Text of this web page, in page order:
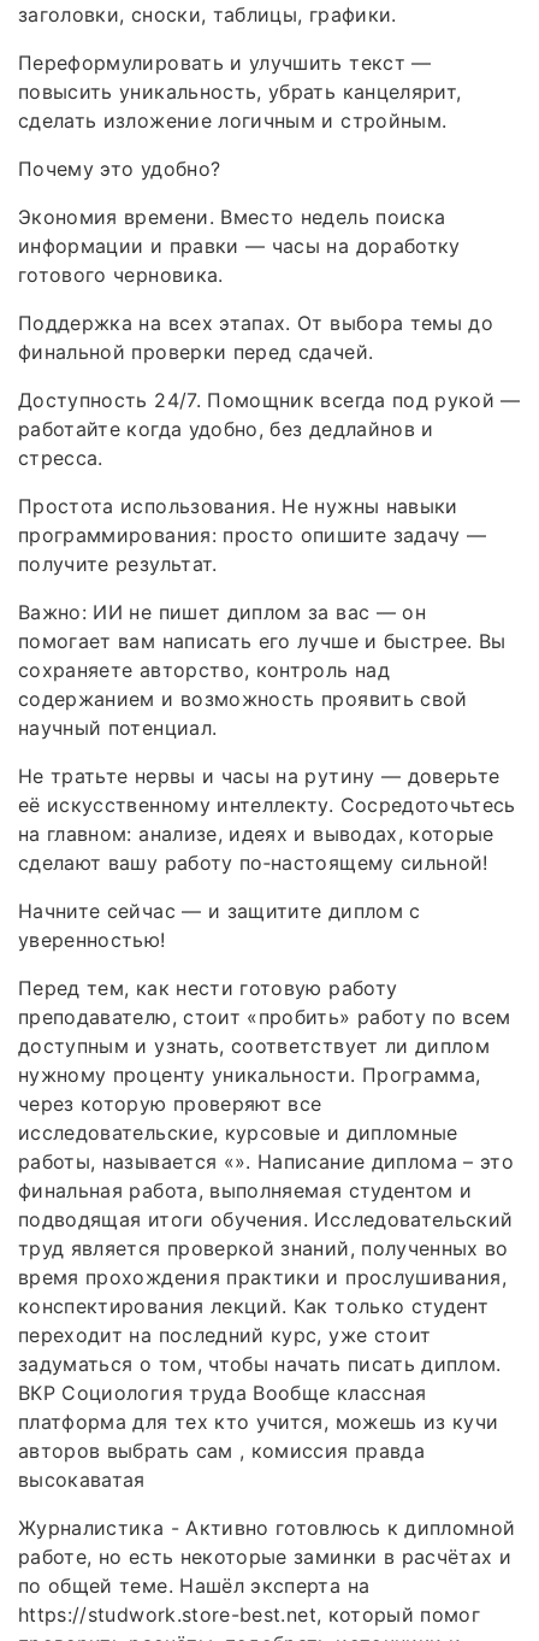
заголовки, сноски, таблицы, графики.
Переформулировать и улучшить текст —
повысить уникальность, убрать канцелярит,
сделать изложение логичным и стройным.
Почему это удобно?
Экономия времени. Вместо недель поиска
информации и правки — часы на доработку
готового черновика.
Поддержка на всех этапах. От выбора темы до
финальной проверки перед сдачей.
Доступность 24/7. Помощник всегда под рукой —
работайте когда удобно, без дедлайнов и
стресса.
Простота использования. Не нужны навыки
программирования: просто опишите задачу —
получите результат.
Важно: ИИ не пишет диплом за вас — он
помогает вам написать его лучше и быстрее. Вы
сохраняете авторство, контроль над
содержанием и возможность проявить свой
научный потенциал.
Не тратьте нервы и часы на рутину — доверьте
её искусственному интеллекту. Сосредоточьтесь
на главном: анализе, идеях и выводах, которые
сделают вашу работу по‑настоящему сильной!
Начните сейчас — и защитите диплом с
уверенностью!
Перед тем, как нести готовую работу
преподавателю, стоит «пробить» работу по всем
доступным и узнать, соответствует ли диплом
нужному проценту уникальности. Программа,
через которую проверяют все
исследовательские, курсовые и дипломные
работы, называется «». Написание диплома – это
финальная работа, выполняемая студентом и
подводящая итоги обучения. Исследовательский
труд является проверкой знаний, полученных во
время прохождения практики и прослушивания,
конспектирования лекций. Как только студент
переходит на последний курс, уже стоит
задуматься о том, чтобы начать писать диплом.
ВКР Социология труда Вообще классная
платформа для тех кто учится, можешь из кучи
авторов выбрать сам , комиссия правда
высокаватая
Журналистика - Активно готовлюсь к дипломной
работе, но есть некоторые заминки в расчётах и
по общей теме. Нашёл эксперта на
https://studwork.store-best.net, который помог